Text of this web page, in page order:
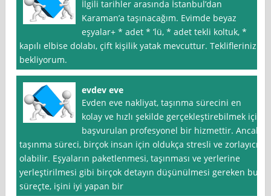
İlgili tarihler arasında İstanbul’dan
Karaman’a taşınacağım. Evimde beyaz
eşyalar+ * adet * ’lü, * adet tekli koltuk, *
kapılı elbise dolabı, çift kişilik yatak mevcuttur. Tekliflerinizi
bekliyorum.
evdev eve
Evden eve nakliyat, taşınma sürecini en
kolay ve hızlı şekilde gerçekleştirebilmek için
başvurulan profesyonel bir hizmettir. Ancak
taşınma süreci, birçok insan için oldukça stresli ve zorlayıcı
olabilir. Eşyaların paketlenmesi, taşınması ve yerlerine
yerleştirilmesi gibi birçok detayın düşünülmesi gereken bu
süreçte, işini iyi yapan bir